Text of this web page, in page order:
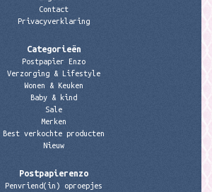
Contact
Privacyverklaring
Categorieën
Postpapier Enzo
Verzorging & Lifestyle
Wonen & Keuken
Baby & kind
Sale
Merken
Best verkochte producten
Nieuw
Postpapierenzo
Penvriend(in) oproepjes